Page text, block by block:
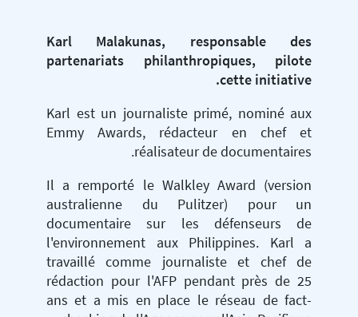
Karl Malakunas, responsable des
partenariats philanthropiques, pilote
cette initiative.
Karl est un journaliste primé, nominé aux
Emmy Awards, rédacteur en chef et
réalisateur de documentaires.
Il a remporté le Walkley Award (version
australienne du Pulitzer) pour un
documentaire sur les défenseurs de
l'environnement aux Philippines. Karl a
travaillé comme journaliste et chef de
rédaction pour l'AFP pendant près de 25
ans et a mis en place le réseau de fact-